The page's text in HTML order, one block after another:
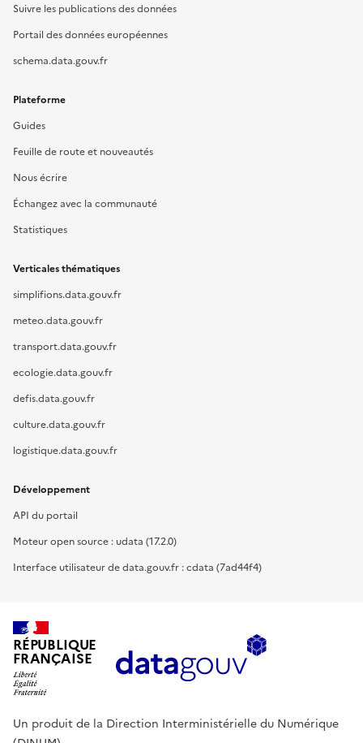
Suivre les publications des données
Portail des données européennes
schema.data.gouv.fr
Plateforme
Guides
Feuille de route et nouveautés
Nous écrire
Échangez avec la communauté
Statistiques
Verticales thématiques
simplifions.data.gouv.fr
meteo.data.gouv.fr
transport.data.gouv.fr
ecologie.data.gouv.fr
defis.data.gouv.fr
culture.data.gouv.fr
logistique.data.gouv.fr
Développement
API du portail
Moteur open source : udata (17.2.0)
Interface utilisateur de data.gouv.fr : cdata (7ad44f4)
RÉPUBLIQUE
FRANÇAISE
Un produit de la Direction Interministérielle du Numérique